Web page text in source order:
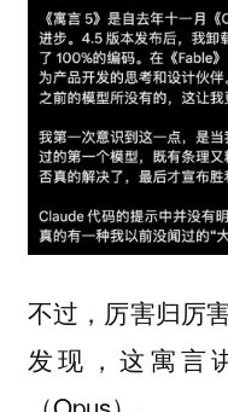
不过，厉害归厉
发现，这寓言